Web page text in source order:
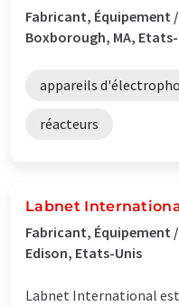
Fabricant, Équipement
Boxborough, MA,
appareils
réacteurs
Labnet
Fabricant, Équipement
Edison, Etats-Unis
Labnet International